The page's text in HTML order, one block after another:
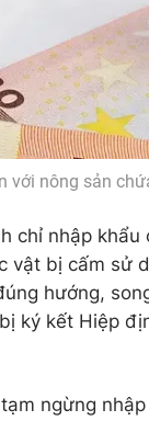
với nông sản
chỉ nhập
bị cấm sử
hướng,
ký kết Hiệp
ngừng